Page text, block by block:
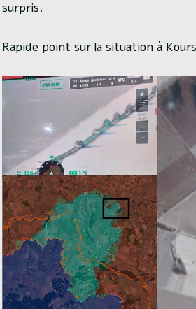
surpris.
Rapide point sur la situation à